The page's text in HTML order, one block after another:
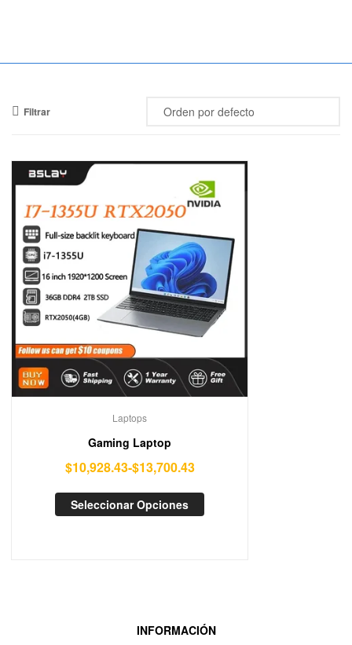
Filtrar
Laptops
Gaming Laptop
$10,928.43-$13,700.43
Seleccionar Opciones
INFORMACIÓN